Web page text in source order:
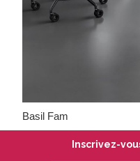
Basil Fam
Inscrivez-